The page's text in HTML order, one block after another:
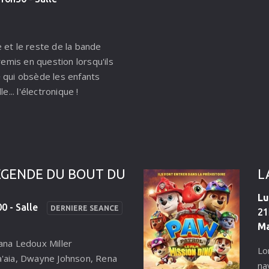
et le reste de la bande
en question lorsqu'ils
obsède les enfants
l'électronique !
DU BOUT DU MONDE
- Salle DERNIERE SEANCE
Ledoux Miller
Dwayne Johnson, Rena